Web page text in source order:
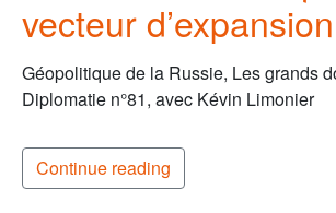
vecteur d’expansion
Géopolitique de la Russie, Les grands
Diplomatie n°81, avec Kévin Limonier
Continue reading